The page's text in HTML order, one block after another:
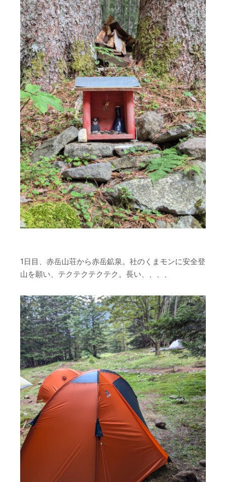
1日目、赤岳山荘から赤岳鉱泉。社のくまモンに安全登
山を願い、テクテクテクテク。長い、、、、